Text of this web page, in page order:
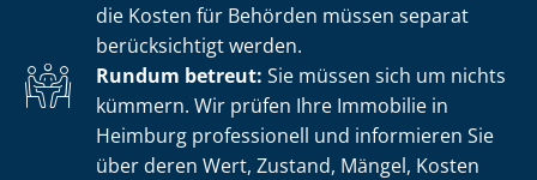
die Kosten für Behörden müssen separat
berücksichtigt werden.
Rundum betreut: Sie müssen sich um nichts
kümmern. Wir prüfen Ihre Immobilie in
Heimburg professionell und informieren Sie
über deren Wert, Zustand, Mängel, Kosten